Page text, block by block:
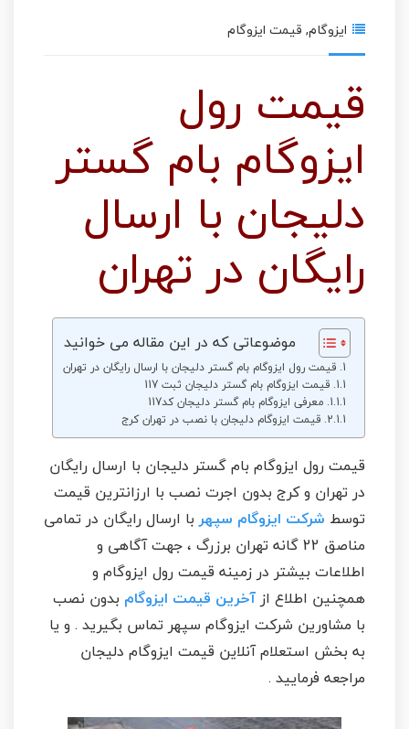
ایزوگام, قیمت ایزوگام
قیمت رول
ایزوگام بام گستر
دلیجان با ارسال
رایگان در تهران
موضوعاتی که در این مقاله می خوانید
قیمت رول ایزوگام بام گستر دلیجان با ارسال رایگان در تهران
قیمت ایزوگام بام گستر دلیجان ثبت 117
معرفی ایزوگام بام گستر دلیجان کد117
قیمت ایزوگام دلیجان با نصب در تهران کرج
قیمت رول ایزوگام بام گستر دلیجان با ارسال رایگان
در تهران و کرج بدون اجرت نصب با ارزانترین قیمت
توسط شرکت ایزوگام سپهربا ارسال رایگان در تمامی
مناصق 22 گانه تهران برزرگ ، جهت آگاهی و
اطلاعات بیشتر در زمینه قیمت رول ایزوگام و
همچنین اطلاع از آخرین قیمت ایزوگام بدون نصب
با مشاورین شرکت ایزوگام سپهر تماس بگیرید . و یا
به بخش استعلام آنلاین قیمت ایزوگام دلیجان
مراجعه فرمایید .